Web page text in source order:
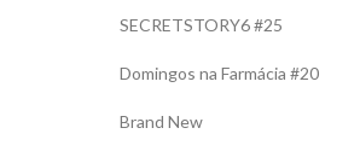
SECRETSTORY6 #25
Domingos na Farmácia #20
Brand New